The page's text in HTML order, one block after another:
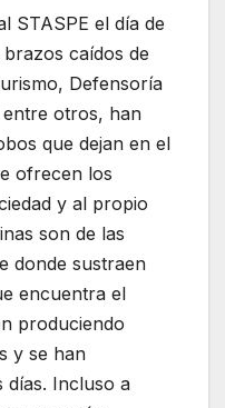
STASPE el día de
caídos de
Defensoría
entre otros, han
que dejan en el
ofrecen los
y al propio
son de las
donde sustraen
encuentra el
produciendo
y se han
días. Incluso a